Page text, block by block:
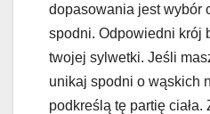
dopasowania jest wybór
spodni. Odpowiedni krój
twojej sylwetki. Jeśli
unikaj spodni o wąskich
podkreślą tę partię